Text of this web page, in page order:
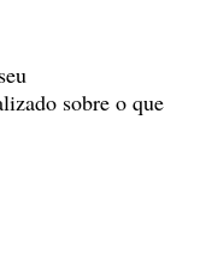
sobre o que